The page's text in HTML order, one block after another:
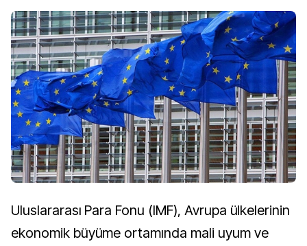
Uluslararası Para Fonu (IMF), Avrupa ülkelerinin
ekonomik büyüme ortamında mali uyum ve